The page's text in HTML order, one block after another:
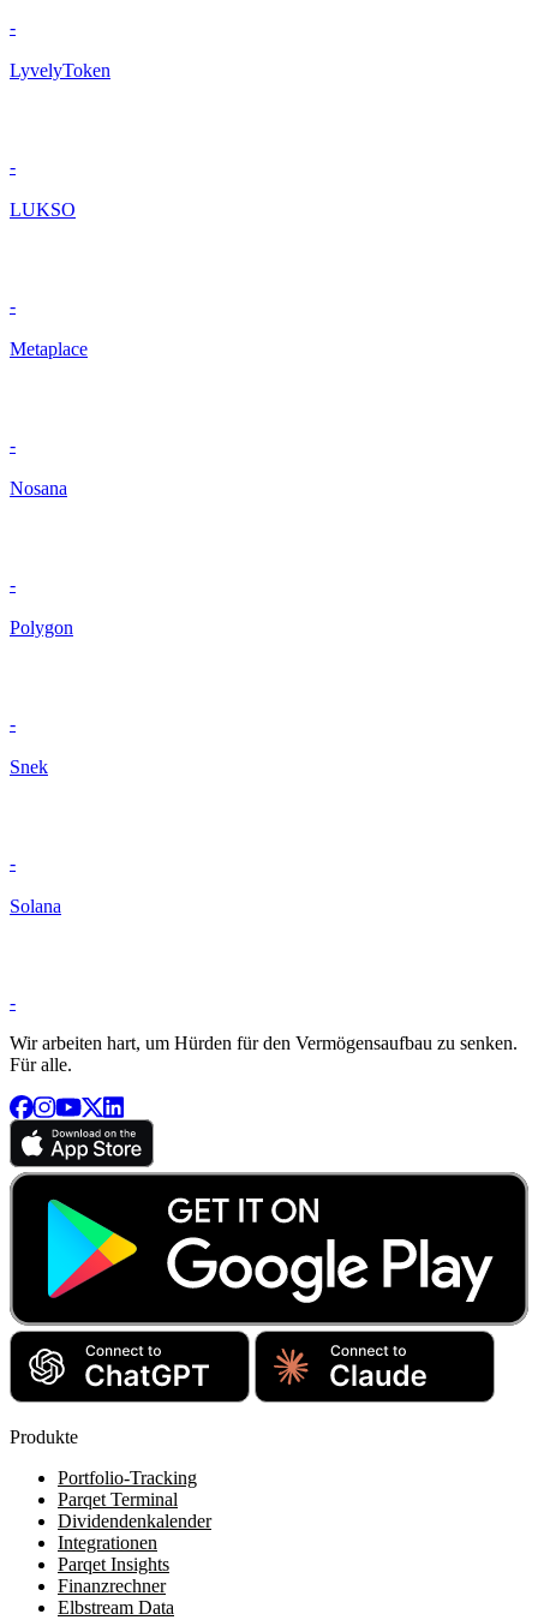
-
LyvelyToken
-
LUKSO
-
Metaplace
-
Nosana
-
Polygon
-
Snek
-
Solana
-
Wir arbeiten hart, um Hürden für den Vermögensaufbau zu senken.
Für alle.
Produkte
Portfolio-Tracking
Parqet Terminal
Dividendenkalender
Integrationen
Parqet Insights
Finanzrechner
Elbstream Data